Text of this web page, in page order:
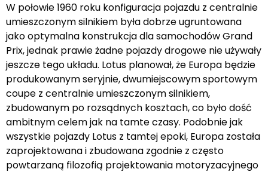
W połowie 1960 roku konfiguracja pojazdu z centralnie
umieszczonym silnikiem była dobrze ugruntowana
jako optymalna konstrukcja dla samochodów Grand
Prix, jednak prawie żadne pojazdy drogowe nie używały
jeszcze tego układu. Lotus planował, że Europa będzie
produkowanym seryjnie, dwumiejscowym sportowym
coupe z centralnie umieszczonym silnikiem,
zbudowanym po rozsądnych kosztach, co było dość
ambitnym celem jak na tamte czasy. Podobnie jak
wszystkie pojazdy Lotus z tamtej epoki, Europa została
zaprojektowana i zbudowana zgodnie z często
powtarzaną filozofią projektowania motoryzacyjnego